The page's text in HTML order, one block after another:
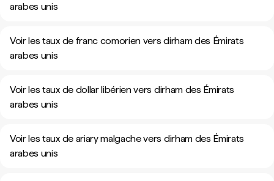
arabes unis
Voir les taux de franc comorien vers dirham des Émirats
arabes unis
Voir les taux de dollar libérien vers dirham des Émirats
arabes unis
Voir les taux de ariary malgache vers dirham des Émirats
arabes unis